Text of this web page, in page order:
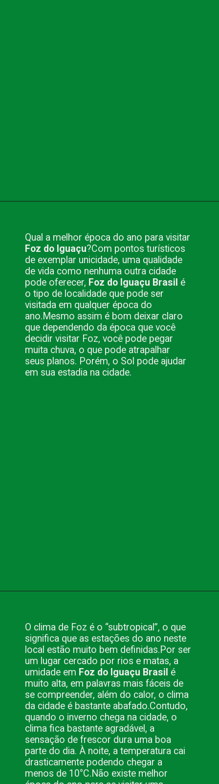
Qual a melhor época do ano para visitar
Foz do Iguaçu?Com pontos turísticos
de exemplar unicidade, uma qualidade
de vida como nenhuma outra cidade
pode oferecer, Foz do Iguaçu Brasil é
o tipo de localidade que pode ser
visitada em qualquer época do
ano.Mesmo assim é bom deixar claro
que dependendo da época que você
decidir visitar Foz, você pode pegar
muita chuva, o que pode atrapalhar
seus planos. Porém, o Sol pode ajudar
em sua estadia na cidade.
O clima de Foz é o “subtropical”, o que
significa que as estações do ano neste
local estão muito bem definidas.Por ser
um lugar cercado por rios e matas, a
umidade em Foz do Iguaçu Brasil é
muito alta, em palavras mais fáceis de
se compreender, além do calor, o clima
da cidade é bastante abafado.Contudo,
quando o inverno chega na cidade, o
clima fica bastante agradável, a
sensação de frescor dura uma boa
parte do dia. À noite, a temperatura cai
drasticamente podendo chegar a
menos de 10°C.Não existe melhor